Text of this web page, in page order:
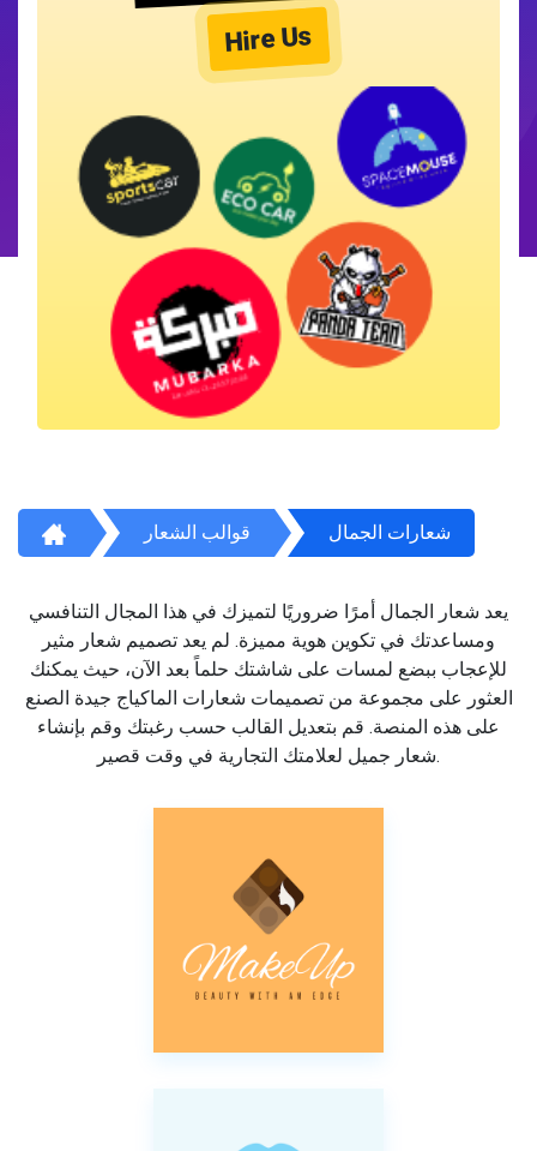
Hire Us
قوالب الشعار شعارات الجمال
يعد شعار الجمال أمرًا ضروريًا لتميزك في هذا المجال التنافسي
ومساعدتك في تكوين هوية مميزة. لم يعد تصميم شعار مثير
للإعجاب ببضع لمسات على شاشتك حلماً بعد الآن، حيث يمكنك
العثور على مجموعة من تصميمات شعارات الماكياج جيدة الصنع
على هذه المنصة. قم بتعديل القالب حسب رغبتك وقم بإنشاء
شعار جميل لعلامتك التجارية في وقت قصير.